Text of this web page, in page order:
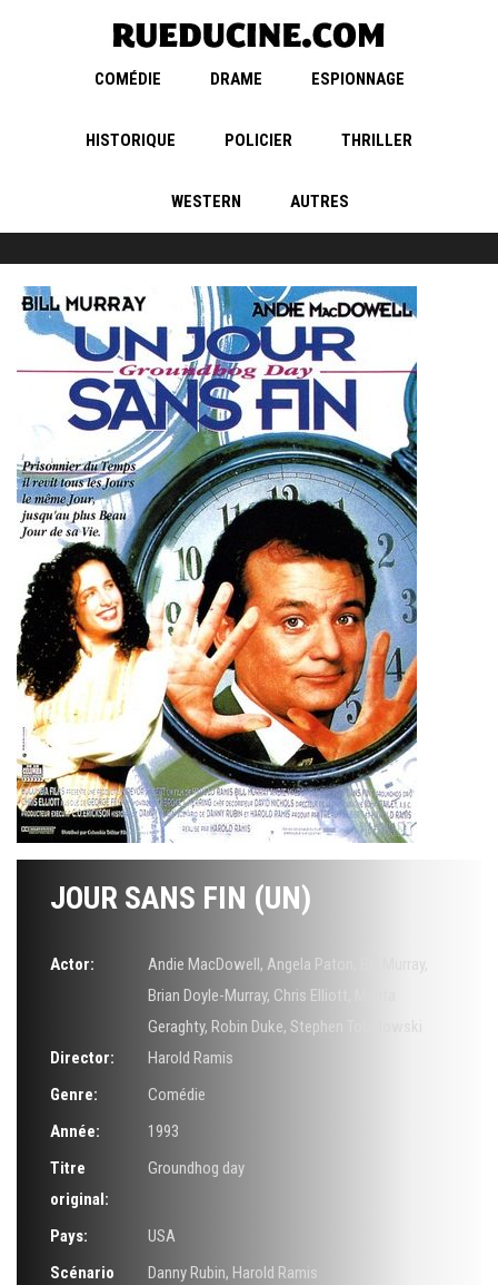
COMÉDIE DRAME ESPIONNAGE
HISTORIQUE POLICIER THRILLER
WESTERN AUTRES
JOUR SANS FIN (UN)
Actor: Andie MacDowell, Angela Paton
,
Brian Doyle-Murray, Chris Elliott
Geraghty, Robin Duke, Stephen Tobolowski
Director:
Harold Ramis
Genre:
Comédie
Année:
1993
Titre
original:
Groundhog day
Pays:
USA
Scénario
Danny Rubin, Harold Ramis